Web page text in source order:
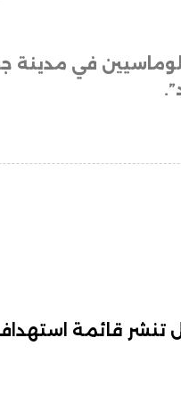
في مدينة
تنشر قائمة